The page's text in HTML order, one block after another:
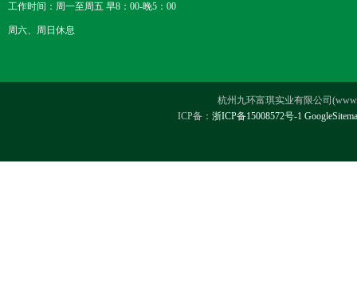
工作时间：周一至周五 早8：00-晚5：00
周六、周日休息
杭州九环富琪实业有限公司
ICP备： 浙ICP备15008572号-1